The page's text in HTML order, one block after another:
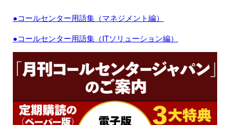
●コールセンター用語集（マネジメント編）
●コールセンター用語集（ITソリューション編）